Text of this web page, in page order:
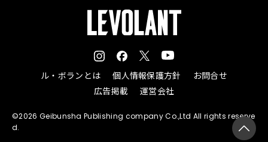
ル・ボランとは 個人情報保護方針
お問合せ
広告掲載
運営会社
©2026 Geibunsha Publishing company Co.,Ltd All rights reserve
d.